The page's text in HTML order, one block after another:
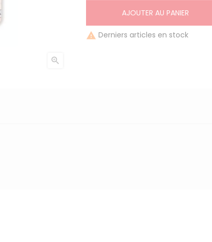

AJOUTER AU PANIER
 Derniers articles en stock